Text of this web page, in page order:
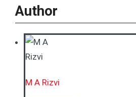
Author
M A Rizvi